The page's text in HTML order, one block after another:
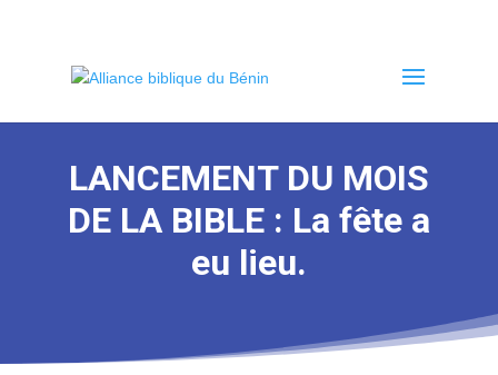
LANCEMENT DU MOIS
DE LA BIBLE : La fête a
eu lieu.